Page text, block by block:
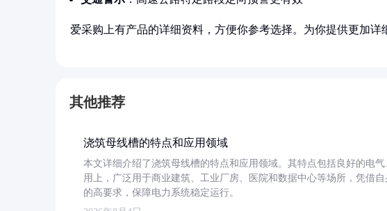
爱采购上有产品的详细资料，方便你参考选择。为你提供更加详
其他推荐
浇筑母线槽的特点和应用领域
本文详细介绍了浇筑母线槽的特点和应用领域。其特点包括良好的电
用上，广泛用于商业建筑、工业厂房、医院和数据中心等场所，凭借
的高要求，保障电力系统稳定运行。